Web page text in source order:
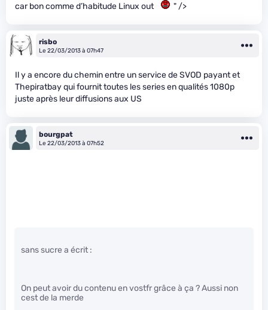
car bon comme d’habitude Linux out " />
risbo
Le 22/03/2013 à 07h47
Il y a encore du chemin entre un service de SVOD payant et
Thepiratbay qui fournit toutes les series en qualités 1080p
juste après leur diffusions aux US
bourgpat
Le 22/03/2013 à 07h52
sans sucre a écrit :
On peut avoir du contenu en vostfr grâce à ça ? Aussi non
cest de la merde